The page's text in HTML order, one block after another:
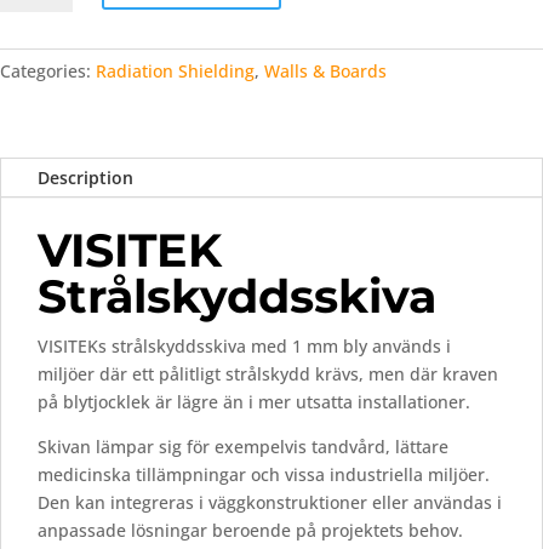
mm
Categories: Radiation Shielding, Walls & Boards
Description
VISITEK
Strålskyddsskiva
VISITEKs strålskyddsskiva med 1 mm bly används i
miljöer där ett pålitligt strålskydd krävs, men där kraven
på blytjocklek är lägre än i mer utsatta installationer.
Skivan lämpar sig för exempelvis tandvård, lättare
medicinska tillämpningar och vissa industriella miljöer.
Den kan integreras i väggkonstruktioner eller användas i
anpassade lösningar beroende på projektets behov.